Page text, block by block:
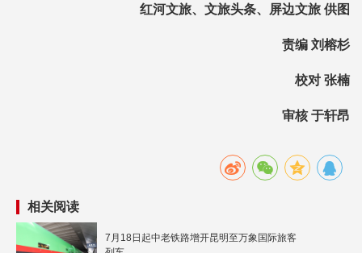
红河文旅、文旅头条、屏边文旅 供图
责编 刘榕杉
校对 张楠
审核 于轩昂
相关阅读
7月18日起中老铁路增开昆明至万象国际旅客